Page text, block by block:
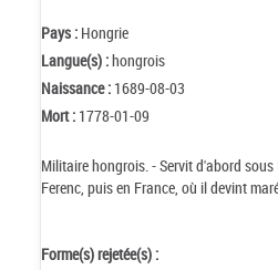
Pays : Hongrie
Langue(s) :hongrois
Naissance : 1689-08-03
Mort : 1778-01-09
Militaire hongrois. - Servit d'abord
Ferenc, puis en France, où il devint
Forme(s) rejetée(s) :